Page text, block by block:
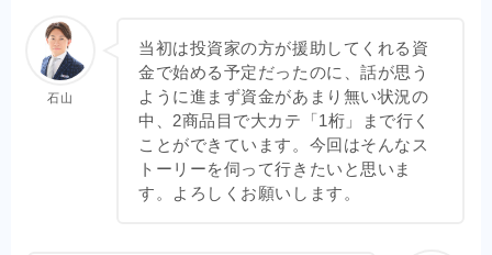
石山
当初は投資家の方が援助してくれる資
金で始める予定だったのに、話が思う
ように進まず資金があまり無い状況の
中、2商品目で大カテ「1桁」まで行く
ことができています。今回はそんなス
トーリーを伺って行きたいと思いま
す。よろしくお願いします。